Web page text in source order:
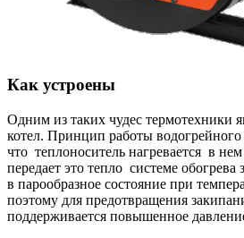
Как устроены
Одним из таких чудес термотехники
котел. Принцип работы водогрейного
что теплоноситель нагревается в
передает это тепло системе обогрева
в парообразное состояние при
поэтому для предотвращения
поддерживается повышенное